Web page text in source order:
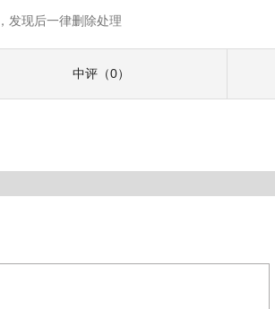
发现后一律删除处理
中评（0）